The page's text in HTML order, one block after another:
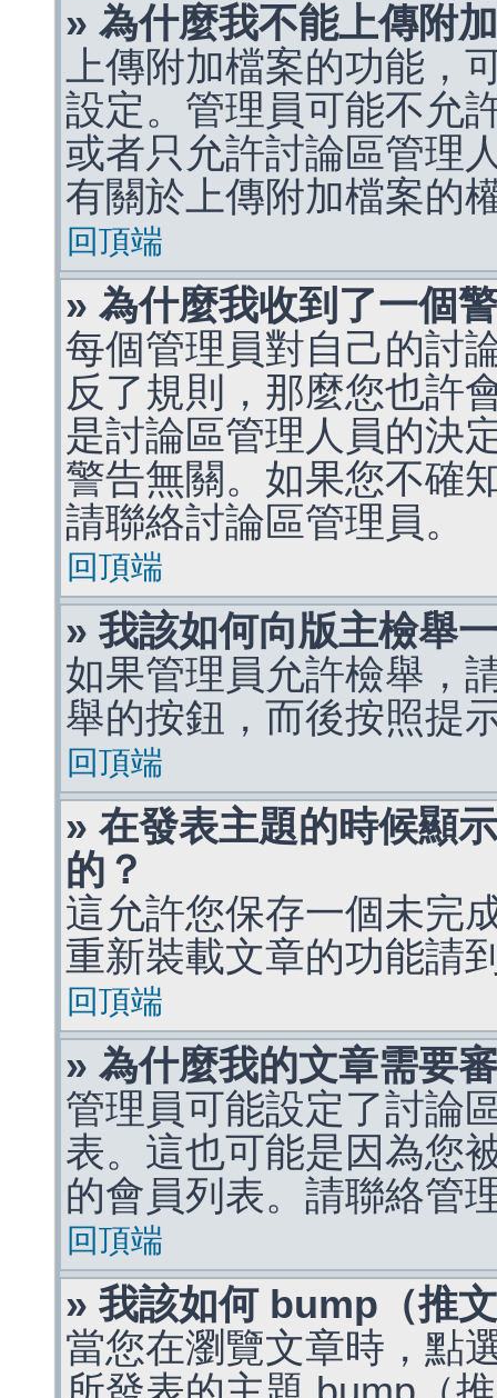
» 為什麼我不能上傳附
上傳附加檔案的功能，
設定。管理員可能不允
或者只允許討論區管理
有關於上傳附加檔案的
回頂端
» 為什麼我收到了一個
每個管理員對自己的討
反了規則，那麼您也許
是討論區管理人員的決
警告無關。如果您不確
請聯絡討論區管理員。
回頂端
» 我該如何向版主檢舉
如果管理員允許檢舉，
舉的按鈕，而後按照提
回頂端
» 在發表主題的時候顯
的？
這允許您保存一個未完
重新裝載文章的功能請
回頂端
» 為什麼我的文章需要
管理員可能設定了討論
表。這也可能是因為您
的會員列表。請聯絡管
回頂端
» 我該如何 bump（推
當您在瀏覽文章時，點